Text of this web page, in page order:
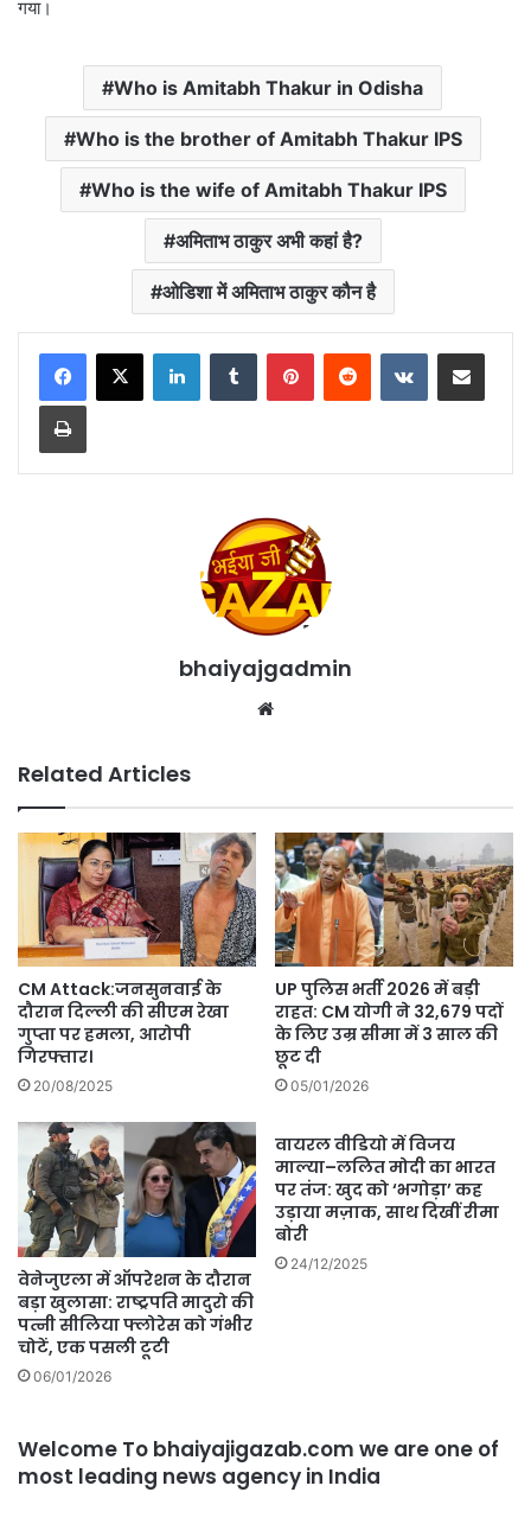
गया।
Who is Amitabh Thakur in Odisha
Who is the brother of Amitabh Thakur IPS
Who is the wife of Amitabh Thakur IPS
अमिताभ ठाकुर अभी कहां है?
ओडिशा में अमिताभ ठाकुर कौन है
LinkedInTumblr PinterestReddit VKontakteShare via Email
Print
bhaiyajgadmin
Related Articles
CM Attack:जनसुनवाई के
दौरान दिल्ली की सीएम रेखा
गुप्ता पर हमला, आरोपी
गिरफ्तार।
20/08/2025
UP पुलिस भर्ती 2026 में बड़ी
राहत: CM योगी ने 32,679 पदों
के लिए उम्र सीमा में 3 साल की
छूट दी
05/01/2026
वेनेजुएला में ऑपरेशन के दौरान
बड़ा खुलासा: राष्ट्रपति मादुरो की
पत्नी सीलिया फ्लोरेस को गंभीर
चोटें, एक पसली टूटी
06/01/2026
वायरल वीडियो में विजय
माल्या–ललित मोदी का भारत
पर तंज: खुद को ‘भगोड़ा’ कह
उड़ाया मज़ाक, साथ दिखीं रीमा
बोरी
24/12/2025
Welcome To bhaiyajigazab.com we are one of
most leading news agency in India